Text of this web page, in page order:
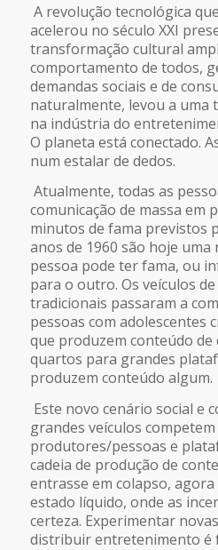
A revolução tecnológica
acelerou no século XXI
transformação cultural
comportamento de todos,
demandas sociais e de
naturalmente, levou a uma
na indústria do
O planeta está conectado.
num estalar de dedos.
Atualmente, todas as
comunicação de massa em
minutos de fama previstos
anos de 1960 são hoje uma
pessoa pode ter fama, ou
para o outro. Os veículos
tradicionais passaram a
pessoas com adolescentes
que produzem conteúdo de
quartos para grandes
produzem conteúdo algum.
Este novo cenário social e
grandes veículos competem
produtores/pessoas e
cadeia de produção de
entrasse em colapso,
estado líquido, onde as
certeza. Experimentar
distribuir entretenimento é